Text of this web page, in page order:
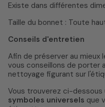
Existe dans différentes
Taille du bonnet : Toute
Conseils d'entretien
Afin de préserver au mieux
vous conseillons de porter
nettoyage figurant sur
Vous trouverez ci-dessous
symboles universels que